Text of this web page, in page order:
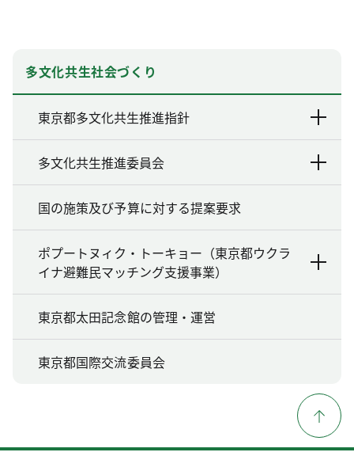
多文化共生社会づくり
東京都多文化共生推進指針
多文化共生推進委員会
国の施策及び予算に対する提案要求
ポプートヌィク・トーキョー（東京都ウクラ
イナ避難民マッチング支援事業）
東京都太田記念館の管理・運営
東京都国際交流委員会